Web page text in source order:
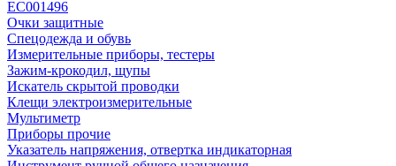
EC001496
Очки защитные
Спецодежда и обувь
Измерительные приборы, тестеры
Зажим-крокодил, щупы
Искатель скрытой проводки
Клещи электроизмерительные
Мультиметр
Приборы прочие
Указатель напряжения, отвертка индикаторная